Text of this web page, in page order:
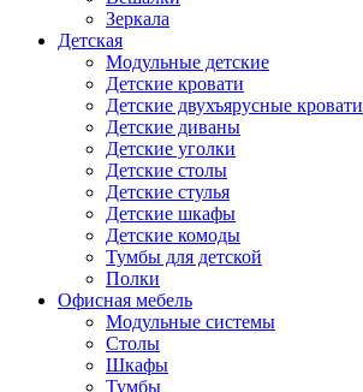
Зеркала
Детская
Модульные детские
Детские кровати
Детские двухъярусные кровати
Детские диваны
Детские уголки
Детские столы
Детские стулья
Детские шкафы
Детские комоды
Тумбы для детской
Полки
Офисная мебель
Модульные системы
Столы
Шкафы
Тумбы